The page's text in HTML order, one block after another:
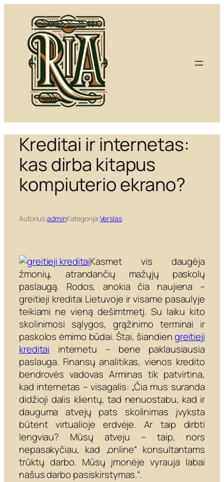
turinio
Kreditai ir internetas:
kas dirba kitapus
kompiuterio ekrano?
Autorius:adminKategorija:Verslas
Kasmet vis daugėja
žmonių, atrandančių mažųjų paskolų
paslaugą. Rodos, anokia čia naujiena –
greitieji kreditai Lietuvoje ir visame pasaulyje
teikiami ne vieną dešimtmetį. Su laiku kito
skolinimosi sąlygos, grąžinimo terminai ir
paskolos ėmimo būdai. Štai, šiandiengreitieji
kreditai internetu – bene paklausiausia
paslauga. Finansų analitikas, vienos kredito
bendrovės vadovas Arminas tik patvirtina,
kad internetas – visagalis: „Čia mus suranda
didžioji dalis klientų, tad nenuostabu, kad ir
dauguma atvejų pats skolinimas įvyksta
būtent virtualioje erdvėje. Ar taip dirbti
lengviau? Mūsų atveju – taip, nors
nepasakyčiau, kad „online“ konsultantams
trūktų darbo. Mūsų įmonėje vyrauja labai
našus darbo pasiskirstymas.“.